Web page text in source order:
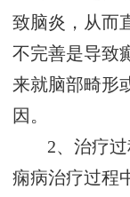
致脑炎，从而
不完善是导致
来就脑部畸形
因。
2、治疗
痫病治疗过程